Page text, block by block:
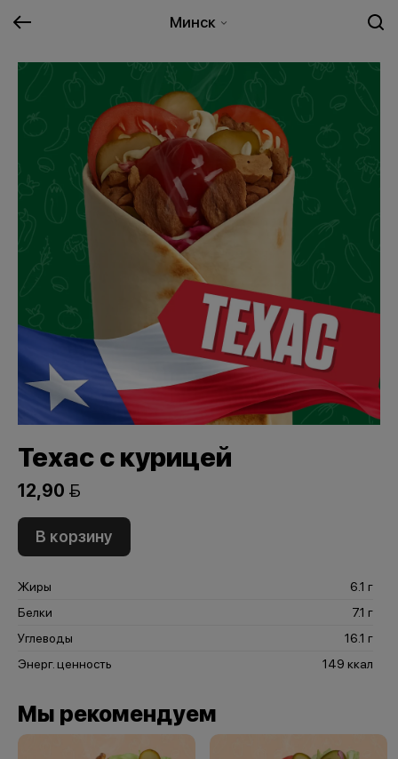
Минск
Техас с курицей
12,90 
В корзину
Жиры
6.1 г
Белки
7.1 г
Углеводы
16.1 г
Энерг. ценность
149 ккал
Мы рекомендуем